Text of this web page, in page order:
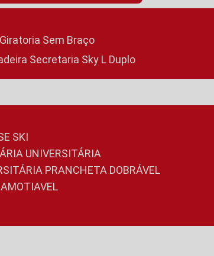
Sem Braço
Secretaria Sky L Duplo
SKI
UNIVERSITÁRIA
PRANCHETA DOBRÁVEL